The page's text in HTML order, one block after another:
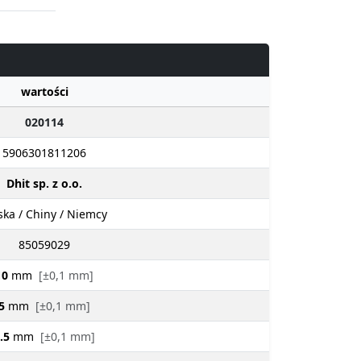
wartości
020114
5906301811206
Dhit sp. z o.o.
/ Chiny / Niemcy
85059029
mm [±0,1 mm]
mm [±0,1 mm]
mm [±0,1 mm]